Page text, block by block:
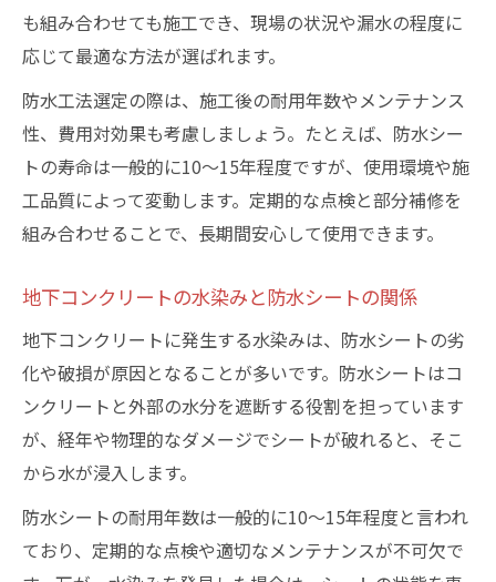
も組み合わせても施工でき、現場の状況や漏水の程度に
応じて最適な方法が選ばれます。
防水工法選定の際は、施工後の耐用年数やメンテナンス
性、費用対効果も考慮しましょう。たとえば、防水シー
トの寿命は一般的に10～15年程度ですが、使用環境や施
工品質によって変動します。定期的な点検と部分補修を
組み合わせることで、長期間安心して使用できます。
地下コンクリートの水染みと防水シートの関係
地下コンクリートに発生する水染みは、防水シートの劣
化や破損が原因となることが多いです。防水シートはコ
ンクリートと外部の水分を遮断する役割を担っています
が、経年や物理的なダメージでシートが破れると、そこ
から水が浸入します。
防水シートの耐用年数は一般的に10～15年程度と言われ
ており、定期的な点検や適切なメンテナンスが不可欠で